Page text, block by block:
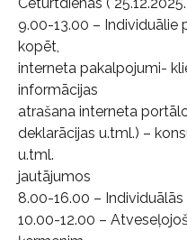
9.00-13.00 – Individuālie
kopēt,
interneta pakalpojumi-
informācijas
atrašana interneta
deklarācijas u.tml.) –
u.tml.
jautājumos
8.00-16.00 –
10.00-12.00 –